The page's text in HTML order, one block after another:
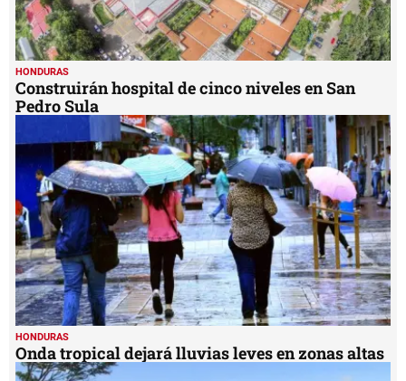
HONDURAS
Construirán hospital de cinco niveles en San
Pedro Sula
HONDURAS
Onda tropical dejará lluvias leves en zonas altas